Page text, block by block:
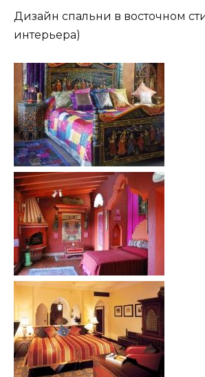
Дизайн спальни в восточном
интерьера)